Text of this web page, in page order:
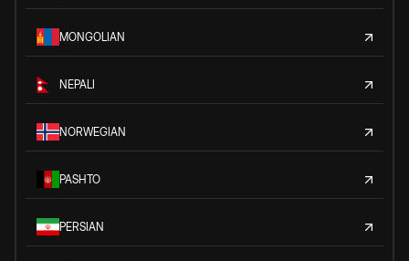
MONGOLIAN
NEPALI
NORWEGIAN
PASHTO
PERSIAN